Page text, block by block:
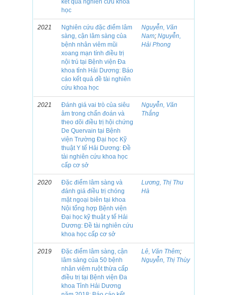
kết quả nghiên cứu khoa
học
2021
Nghiên cứu đặc điểm lâm
sàng, cận lâm sàng của
bệnh nhân viêm mũi
xoang mạn tính điều trị
nội trú tại Bệnh viện Đa
khoa tỉnh Hải Dương: Báo
cáo kết quả đề tài nghiên
cứu khoa học
Nguyễn, Văn
Nam; Nguyễn,
Hải Phong
2021
Đánh giá vai trò của siêu
âm trong chẩn đoán và
theo dõi điều trị hội chứng
De Quervain tại Bệnh
viện Trường Đại học Kỹ
thuật Y tế Hải Dương: Đề
tài nghiên cứu khoa học
cấp cơ sở
Nguyễn, Văn
Thắng
2020
Đặc điểm lâm sàng và
đánh giá điều trị chóng
mặt ngoại biên tại khoa
Nội tổng hợp Bệnh viện
Đại học kỹ thuật y tế Hải
Dương: Đề tài nghiên cứu
khoa học cấp cơ sở
Lương, Thị Thu
Hà
2019
Đặc điểm lâm sàng, cận
lâm sàng của 50 bệnh
nhân viêm ruột thừa cấp
điều trị tại Bệnh viện Đa
khoa Tỉnh Hải Dương
Lê, Văn Thêm;
Nguyễn, Thị Thùy